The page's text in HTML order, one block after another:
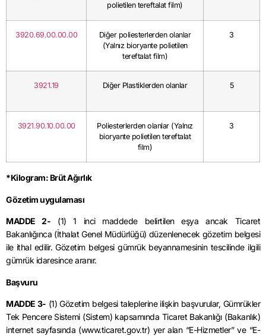
polietilen tereftalat film)
3920.69.00.00.00
Diğer poliesterlerden olanlar
(Yalnız bioryante polietilen
tereftalat film)
3
3921.19 Diğer Plastiklerden olanlar 5
3921.90.10.00.00
Poliesterlerden olanlar (Yalnız
bioryante polietilen tereftalat
film)
3
*Kilogram: Brüt Ağırlık
Gözetim uygulaması
MADDE 2- (1) 1 inci maddede belirtilen eşya ancak Ticaret
Bakanlığınca (İthalat Genel Müdürlüğü) düzenlenecek gözetim belgesi
ile ithal edilir. Gözetim belgesi gümrük beyannamesinin tescilinde ilgili
gümrük idaresince aranır.
Başvuru
MADDE 3- (1) Gözetim belgesi taleplerine ilişkin başvurular, Gümrükler
Tek Pencere Sistemi (Sistem) kapsamında Ticaret Bakanlığı (Bakanlık)
internet sayfasında (www.ticaret.gov.tr) yer alan “E-Hizmetler” ve “E-